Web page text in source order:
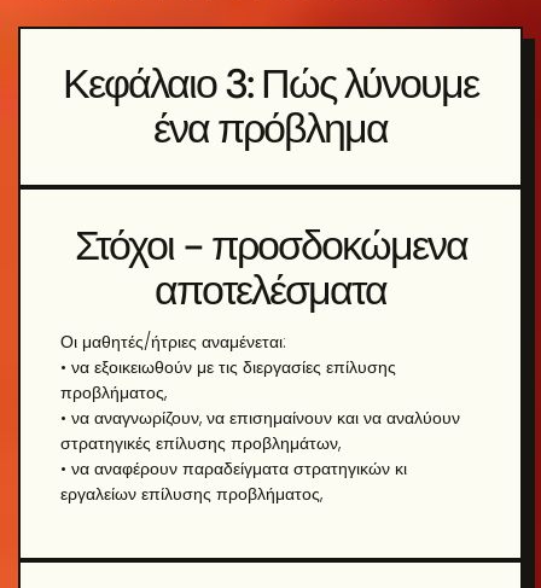
Κεφάλαιο 3: Πώς λύνουμε
ένα πρόβλημα
Στόχοι - προσδοκώμενα
αποτελέσματα
Οι μαθητές/ήτριες αναμένεται:
• να εξοικειωθούν με τις διεργασίες επίλυσης
προβλήματος,
• να αναγνωρίζουν, να επισημαίνουν και να αναλύουν
στρατηγικές επίλυσης προβλημάτων,
• να αναφέρουν παραδείγματα στρατηγικών κι
εργαλείων επίλυσης προβλήματος,